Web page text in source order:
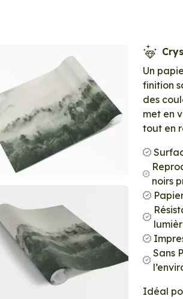
Un
finition
des
met en
tout en
noirs
Sans
Idéal